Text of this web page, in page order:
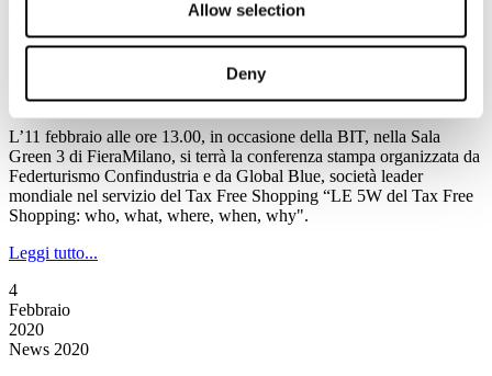
Allow selection
Deny
2020
LE 5W del Tax Free Shopping: who, what, where, when, why
L’11 febbraio alle ore 13.00, in occasione della BIT, nella Sala
Green 3 di FieraMilano, si terrà la conferenza stampa organizzata da
Federturismo Confindustria e da Global Blue, società leader
mondiale nel servizio del Tax Free Shopping “LE 5W del Tax Free
Shopping: who, what, where, when, why".
Leggi tutto...
4
Febbraio
2020
News 2020